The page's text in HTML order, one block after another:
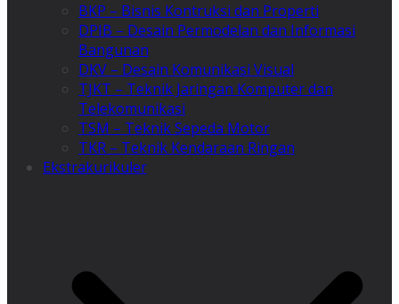
BKP – Bisnis Kontruksi dan Properti
DPIB – Desain Permodelan dan Informasi
Bangunan
DKV – Desain Komunikasi Visual
TJKT – Teknik Jaringan Komputer dan
Telekomunikasi
TSM – Teknik Sepeda Motor
TKR – Teknik Kendaraan Ringan
Ekstrakurikuler